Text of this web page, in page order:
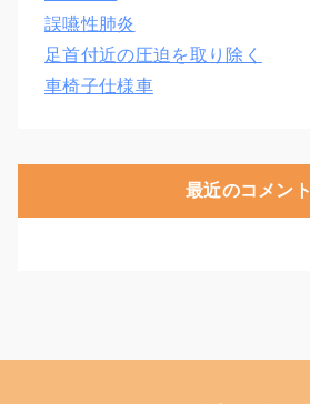
誤嚥性肺炎
足首付近の圧迫を取り除く
車椅子仕様車
最近のコメント